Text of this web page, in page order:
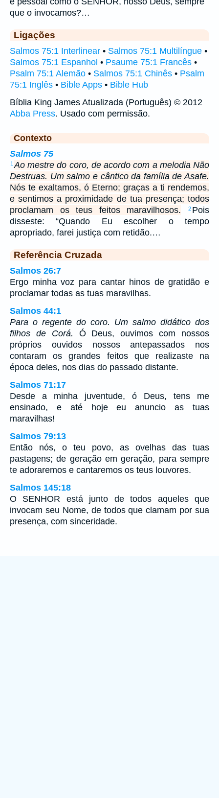
que o invocamos?…
Ligações
Salmos 75:1 Interlinear • Salmos 75:1 Multilíngue •
Salmos 75:1 Espanhol • Psaume 75:1 Francês •
Psalm 75:1 Alemão • Salmos 75:1 Chinês • Psalm
75:1 Inglês • Bible Apps • Bible Hub
Bíblia King James Atualizada (Português) © 2012
Abba Press. Usado com permissão.
Contexto
Salmos 75
1 Ao mestre do coro, de acordo com a melodia Não
Destruas. Um salmo e cântico da família de Asafe.
Nós te exaltamos, ó Eterno; graças a ti rendemos,
e sentimos a proximidade de tua presença; todos
proclamam os teus feitos maravilhosos.
2 Pois
disseste: “Quando Eu escolher o tempo
apropriado, farei justiça com retidão.…
Referência Cruzada
Salmos 26:7
Ergo minha voz para cantar hinos de gratidão e
proclamar todas as tuas maravilhas.
Salmos 44:1
Para o regente do coro. Um salmo didático dos
filhos de Corá. Ó Deus, ouvimos com nossos
próprios ouvidos nossos antepassados nos
contaram os grandes feitos que realizaste na
época deles, nos dias do passado distante.
Salmos 71:17
Desde a minha juventude, ó Deus, tens me
ensinado, e até hoje eu anuncio as tuas
maravilhas!
Salmos 79:13
Então nós, o teu povo, as ovelhas das tuas
pastagens; de geração em geração, para sempre
te adoraremos e cantaremos os teus louvores.
Salmos 145:18
O SENHOR está junto de todos aqueles que
invocam seu Nome, de todos que clamam por sua
presença, com sinceridade.